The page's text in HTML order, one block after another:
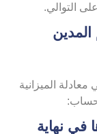
الميزانية
نهاية